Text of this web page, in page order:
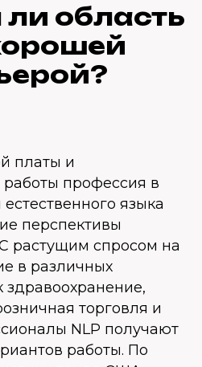
ли область
платы и
профессия в
языка
перспективы
растущим спросом на
в различных
здравоохранение,
торговля и
NLP получают
работы. По